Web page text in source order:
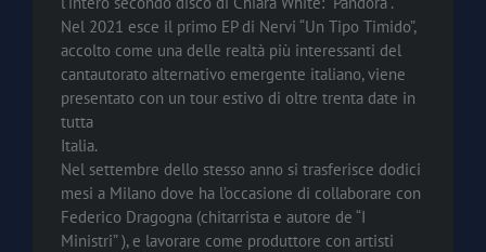
Nel 2021 esce il primo EP di Nervi “Un Tipo Timido”,
accolto come una delle realtà più interessanti del
cantautorato alternativo emergente italiano, viene
presentato con un tour estivo di oltre trenta date in
tutta
Italia.
Nel settembre dello stesso anno si trasferisce dodici
mesi a Milano dove ha l’occasione di collaborare con
Federico Dragogna (chitarrista e autore de “I
Ministri” ), e lavorare come produttore con artisti